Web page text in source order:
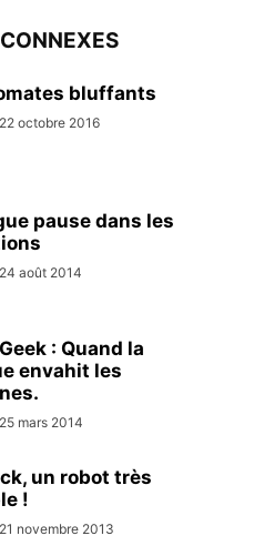
bluffants
22 octobre 2016
pause dans les
24 août 2014
: Quand la
envahit les
25 mars 2014
un robot très
!
21 novembre 2013